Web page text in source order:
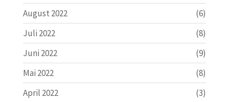
August 2022
(6)
Juli 2022
(8)
Juni 2022
(9)
Mai 2022
(8)
April 2022
(3)